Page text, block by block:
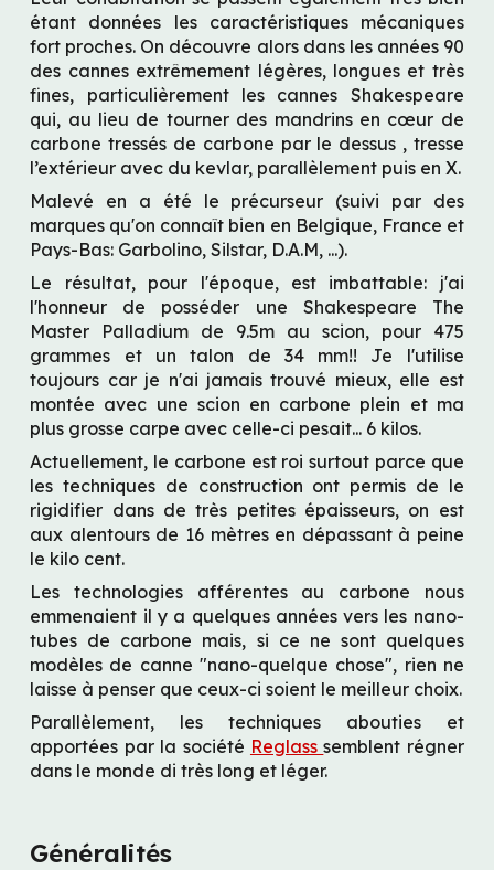
étant données les caractéristiques mécaniques
fort proches. On découvre alors dans les années 90
des cannes extrêmement légères, longues et très
fines, particulièrement les cannes Shakespeare
qui, au lieu de tourner des mandrins en cœur de
carbone tressés de carbone par le dessus , tresse
l’extérieur avec du kevlar, parallèlement puis en X.
Malevé en a été le précurseur (suivi par des
marques qu'on connaît bien en Belgique, France et
Pays-Bas: Garbolino, Silstar, D.A.M, ...).
Le résultat, pour l'époque, est imbattable: j'ai
l'honneur de posséder une Shakespeare The
Master Palladium de 9.5m au scion, pour 475
grammes et un talon de 34 mm!! Je l'utilise
toujours car je n'ai jamais trouvé mieux, elle est
montée avec une scion en carbone plein et ma
plus grosse carpe avec celle-ci pesait... 6 kilos.
Actuellement, le carbone est roi surtout parce que
les techniques de construction ont permis de le
rigidifier dans de très petites épaisseurs, on est
aux alentours de 16 mètres en dépassant à peine
le kilo cent.
Les technologies afférentes au carbone nous
emmenaient il y a quelques années vers les nano-
tubes de carbone mais, si ce ne sont quelques
modèles de canne "nano-quelque chose", rien ne
laisse à penser que ceux-ci soient le meilleur choix.
Parallèlement, les techniques abouties et
apportées par la société Reglass semblent régner
dans le monde di très long et léger.
Généralités